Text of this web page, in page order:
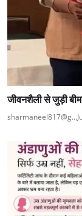
जीवनशैली से जुड़ी
sharmaneel817@g...